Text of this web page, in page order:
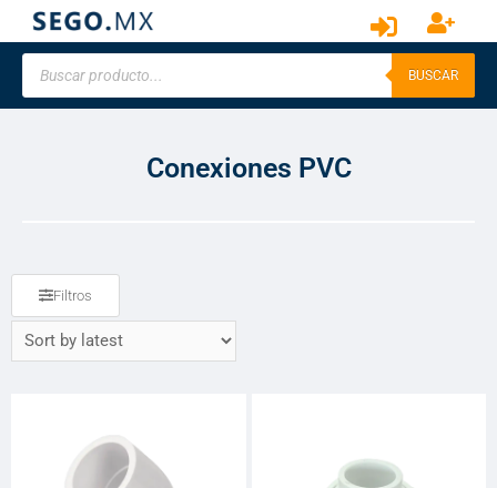
BUSCAR
Conexiones PVC
Filtros